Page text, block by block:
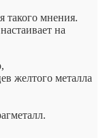
такого мнения.
настаивает на
желтого металла